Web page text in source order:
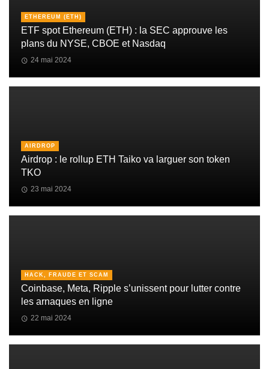
ETHEREUM (ETH)
ETF spot Ethereum (ETH) : la SEC approuve les
plans du NYSE, CBOE et Nasdaq
24 mai 2024
AIRDROP
Airdrop : le rollup ETH Taiko va larguer son token
TKO
23 mai 2024
HACK, FRAUDE ET SCAM
Coinbase, Meta, Ripple s’unissent pour lutter contre
les arnaques en ligne
22 mai 2024